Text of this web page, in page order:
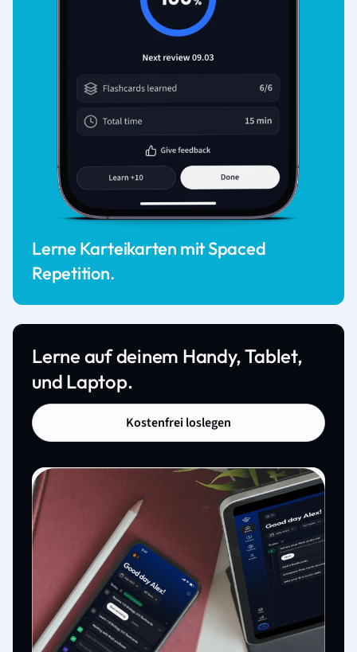
Lerne Karteikarten mit Spaced
Repetition.
Lerne auf deinem Handy, Tablet,
und Laptop.
Kostenfrei loslegen